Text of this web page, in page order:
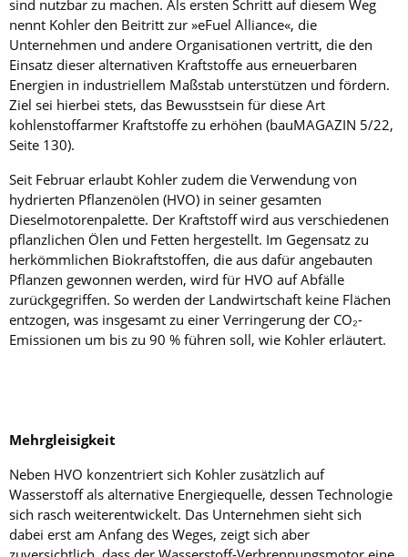
sind nutzbar zu machen. Als ersten Schritt auf diesem Weg
nennt Kohler den Beitritt zur »eFuel Alliance«, die
Unternehmen und andere Organisationen vertritt, die den
Einsatz dieser alternativen Kraftstoffe aus erneuerbaren
Energien in industriellem Maßstab unterstützen und fördern.
Ziel sei hierbei stets, das Bewusstsein für diese Art
kohlenstoffarmer Kraftstoffe zu erhöhen (bau­MAGAZIN 5/22,
Seite 130).
Seit Februar erlaubt Kohler zudem die Verwendung von
hydrierten Pflanzenölen (HVO) in seiner gesamten
Dieselmotorenpalette. Der Kraftstoff wird aus verschiedenen
pflanzlichen Ölen und Fetten hergestellt. Im Gegensatz zu
herkömmlichen Biokraftstoffen, die aus dafür angebauten
Pflanzen gewonnen werden, wird für HVO auf Abfälle
zurückgegriffen. So werden der Landwirtschaft keine Flächen
entzogen, was insgesamt zu einer Verringerung der CO₂-
Emissionen um bis zu 90 % führen soll, wie Kohler erläutert.
Mehrgleisigkeit
Neben HVO konzentriert sich Kohler zusätzlich auf
Wasserstoff als alternative Energiequelle, dessen Technologie
sich rasch weiterentwickelt. Das Unternehmen sieht sich
dabei erst am Anfang des Weges, zeigt sich aber